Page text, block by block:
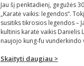
Jau šį penktadienį, gegužės
„Karatė vaikis: legendos“.
susitiks tikrosios legendos –
kultinis karatė vaikis Danielis
naujojo kung-fu vunderkindo
Skaityti daugiau >